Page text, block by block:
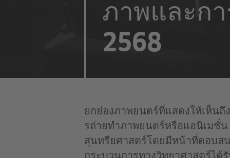
ภาพและก
2568
ยกย่องภาพยนตร์ที่แสดงให้เห็น
รถ่ายทําภาพยนตร์หรือแอนิเมชั่น
สุนทรียศาสตร์โดยมีหน้าที่ตอบส
กระบวนการทางวิทยาศาสตร์ได้